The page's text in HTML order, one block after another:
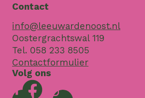
Contact
info@leeuwardenoost.nl
Oostergrachtswal 119
Tel. 058 233 8505
Contactformulier
Volg ons